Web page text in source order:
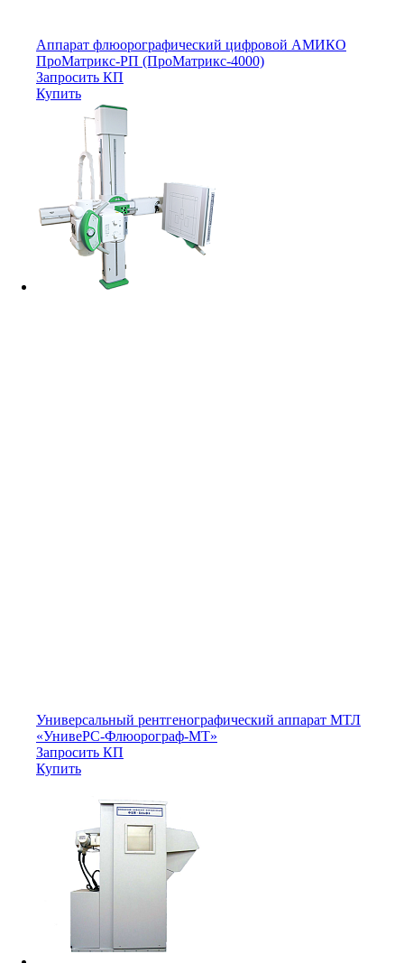
Аппарат флюорографический цифровой АМИКО
ПроМатрикс-РП (ПроМатрикс-4000)
Запросить КП
Купить
Универсальный рентгенографический аппарат МТЛ
«УнивеРС-Флюорограф-МТ»
Запросить КП
Купить